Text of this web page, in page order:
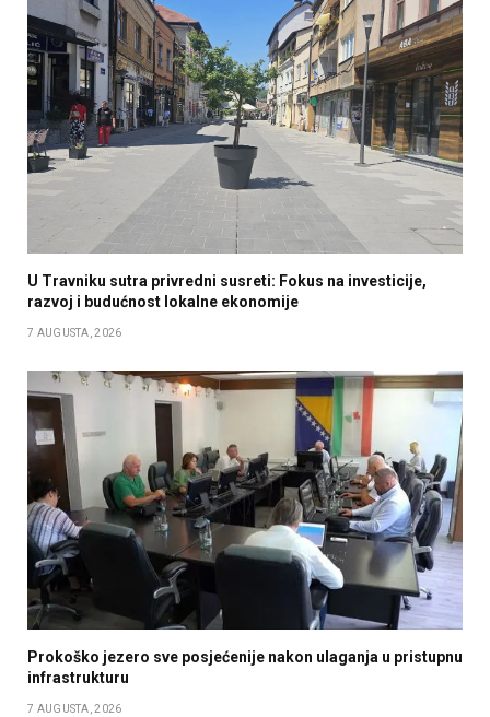
U Travniku sutra privredni susreti: Fokus na investicije,
razvoj i budućnost lokalne ekonomije
7 AUGUSTA, 2026
Prokoško jezero sve posjećenije nakon ulaganja u pristupnu
infrastrukturu
7 AUGUSTA, 2026